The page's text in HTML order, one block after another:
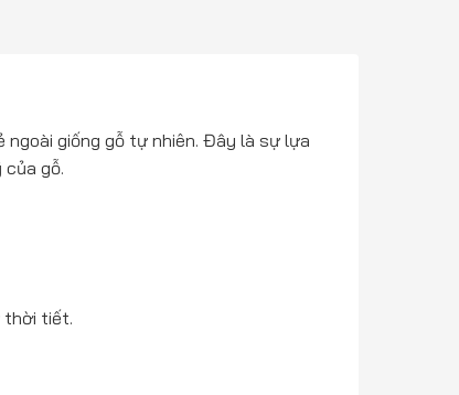
giống gỗ tự nhiên. Đây là sự lựa
gỗ.
thời tiết.